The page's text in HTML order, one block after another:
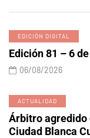
EDICIÓN DIGITAL
Edición 81 – 6
06/08/2026
ACTUALIDAD
Árbitro
Ciudad Blanca